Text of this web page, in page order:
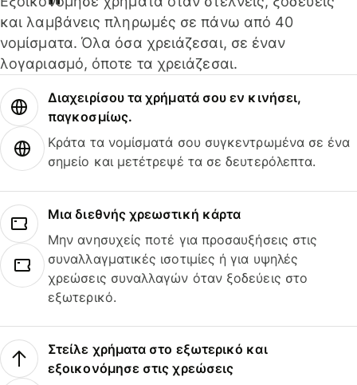
και λαμβάνεις πληρωμές σε πάνω από 40
νομίσματα. Όλα όσα χρειάζεσαι, σε έναν
λογαριασμό, όποτε τα χρειάζεσαι.
Διαχειρίσου τα χρήματά σου εν κινήσει,
παγκοσμίως.
Κράτα τα νομίσματά σου συγκεντρωμένα σε ένα
σημείο και μετέτρεψέ τα σε δευτερόλεπτα.
Μια διεθνής χρεωστική κάρτα
Μην ανησυχείς ποτέ για προσαυξήσεις στις
συναλλαγματικές ισοτιμίες ή για υψηλές
χρεώσεις συναλλαγών όταν ξοδεύεις στο
εξωτερικό.
Στείλε χρήματα στο εξωτερικό και
εξοικονόμησε στις χρεώσεις